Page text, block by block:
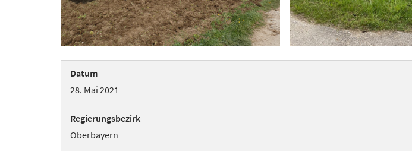
Datum
28. Mai 2021
Regierungsbezirk
Oberbayern